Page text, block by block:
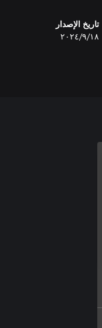
تاريخ الإصدار
١٨‏/٩‏/٢٠٢٤